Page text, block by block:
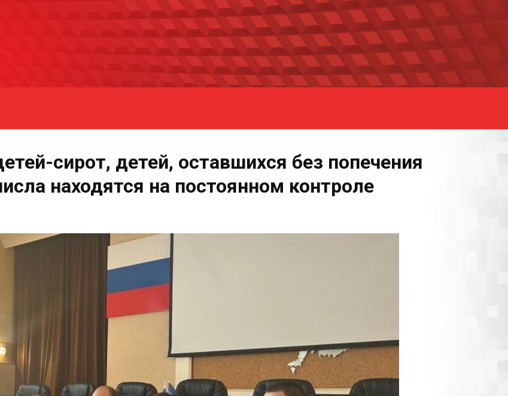
сирот, детей, оставшихся без попечения
находятся на постоянном контроле